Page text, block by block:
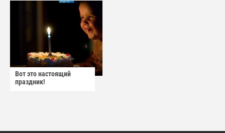
Вот это настоящий
праздник!